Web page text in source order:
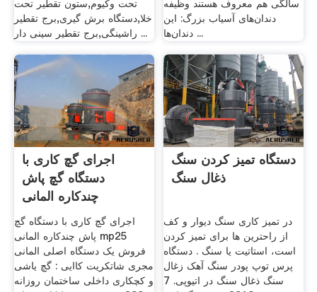
تحت وکیوم,ستون تقطیر تحت
خلا,دستگاه برش گیری,برج تقطیر
راشینگی,برج تقطیر سینی دار ...
سالگی هم معروف هستند وظیفه
دندان‌های آسیاب بزرگ: این
دندان‌ها ...
اجرای گچ کاری با
دستگاه گچ پاش
چندکاره المانی
اجرای گچ کاری با دستگاه گچ
پاش چندکاره المانی mp25
فروش یک دستگاه اصلی المانی
مجری شاتکریت کاایی : گچ یاشی
و کچکاری داخلی ساختمان روزانه
دستگاه تمیز کردن سنگ
ذغال سنگ
در تمیز کاری سنگ دیوار و کف
از راحترین ها برای تمیز کردن
است، استاتیت یا سنگ . دستگاه
پرس توپ پودر سنگ آهک زغال
سنگ ذغال سنگ در اتیوپی. 7